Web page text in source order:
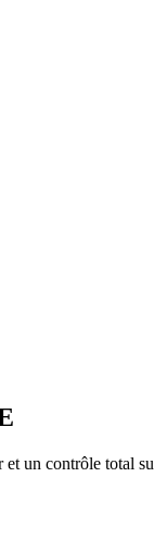
un contrôle total